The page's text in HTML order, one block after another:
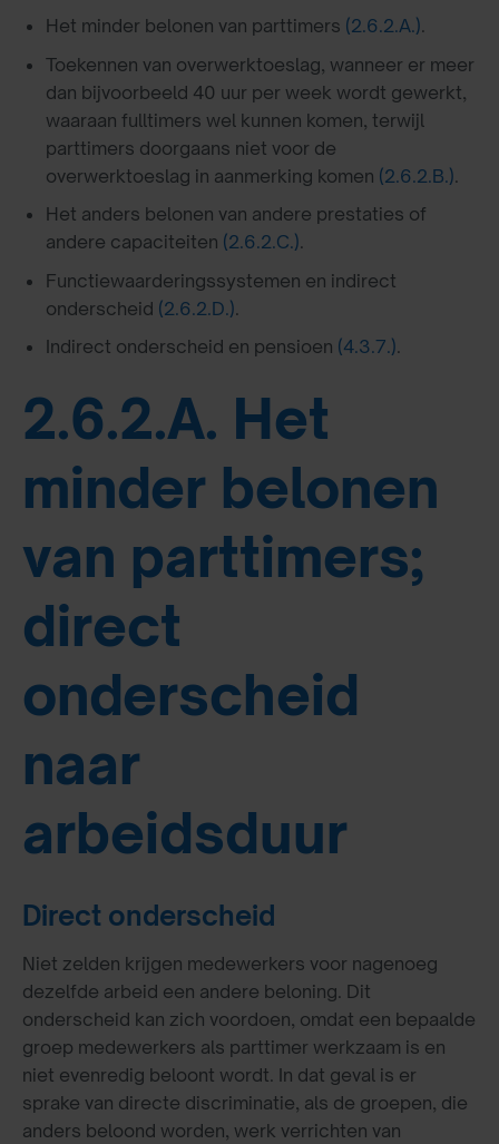
Het minder belonen van parttimers (2.6.2.A.).
Toekennen van overwerktoeslag, wanneer er meer
dan bijvoorbeeld 40 uur per week wordt gewerkt,
waaraan fulltimers wel kunnen komen, terwijl
parttimers doorgaans niet voor de
overwerktoeslag in aanmerking komen (2.6.2.B.).
Het anders belonen van andere prestaties of
andere capaciteiten (2.6.2.C.).
Functiewaarderingssystemen en indirect
onderscheid (2.6.2.D.).
Indirect onderscheid en pensioen (4.3.7.).
2.6.2.A. Het
minder belonen
van parttimers;
direct
onderscheid
naar
arbeidsduur
Direct onderscheid
Niet zelden krijgen medewerkers voor nagenoeg
dezelfde arbeid een andere beloning. Dit
onderscheid kan zich voordoen, omdat een bepaalde
groep medewerkers als parttimer werkzaam is en
niet evenredig beloont wordt. In dat geval is er
sprake van directe discriminatie, als de groepen, die
anders beloond worden, werk verrichten van